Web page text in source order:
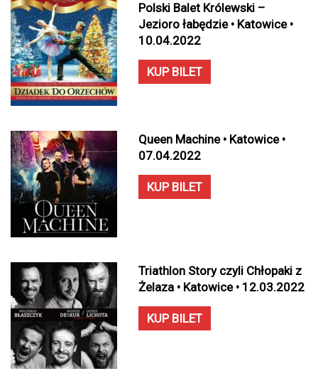
Polski Balet Królewski –
Jezioro łabędzie • Katowice •
10.04.2022
KUP BILET
Queen Machine • Katowice •
07.04.2022
KUP BILET
Triathlon Story czyli Chłopaki z
Żelaza • Katowice • 12.03.2022
KUP BILET